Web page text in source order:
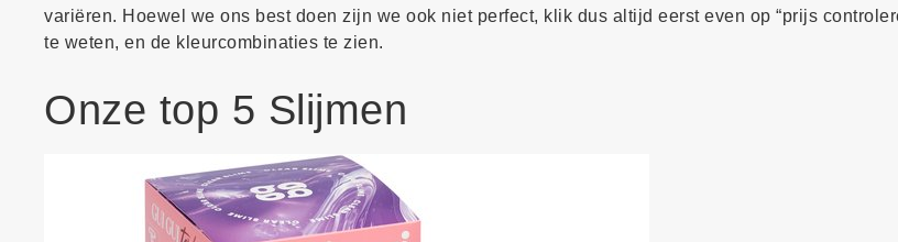
variëren. Hoewel we ons best doen zijn we ook niet perfect, klik dus altijd eerst even op “prijs
te weten, en de kleurcombinaties te zien.
Onze top 5 Slijmen